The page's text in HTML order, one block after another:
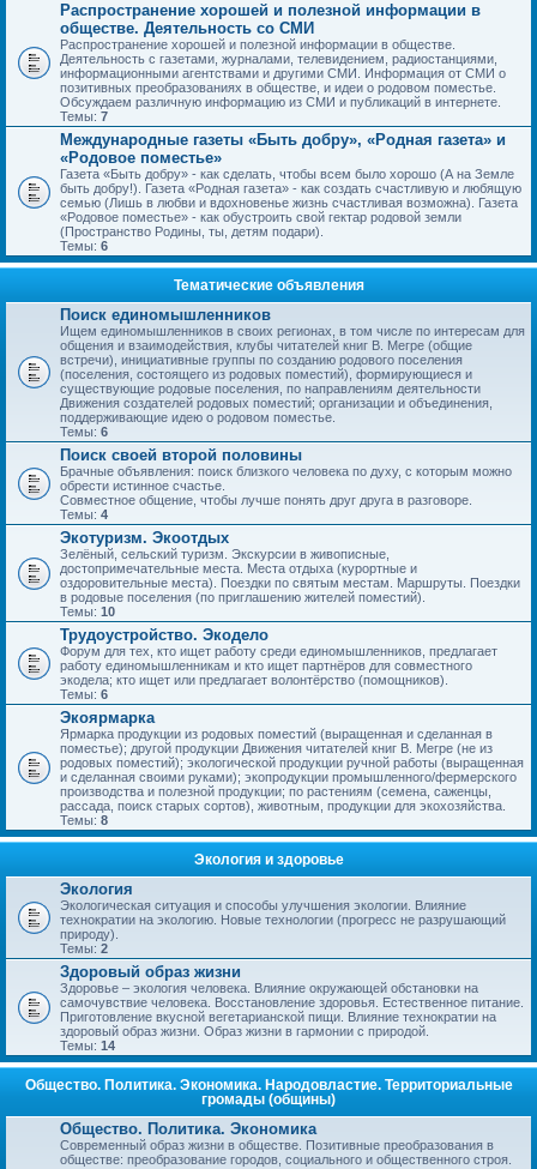
Распространение хорошей и полезной информации в
обществе. Деятельность со СМИ
Распространение хорошей и полезной информации в обществе.
Деятельность с газетами, журналами, телевидением, радиостанциями,
информационными агентствами и другими СМИ. Информация от СМИ о
позитивных преобразованиях в обществе, и идеи о родовом поместье.
Обсуждаем различную информацию из СМИ и публикаций в интернете.
Темы: 7
Международные газеты «Быть добру», «Родная газета» и
«Родовое поместье»
Газета «Быть добру» - как сделать, чтобы всем было хорошо (А на Земле
быть добру!). Газета «Родная газета» - как создать счастливую и любящую
семью (Лишь в любви и вдохновенье жизнь счастливая возможна). Газета
«Родовое поместье» - как обустроить свой гектар родовой земли
(Пространство Родины, ты, детям подари).
Темы: 6
Тематические объявления
Поиск единомышленников
Ищем единомышленников в своих регионах, в том числе по интересам для
общения и взаимодействия, клубы читателей книг В. Мегре (общие
встречи), инициативные группы по созданию родового поселения
(поселения, состоящего из родовых поместий), формирующиеся и
существующие родовые поселения, по направлениям деятельности
Движения создателей родовых поместий; организации и объединения,
поддерживающие идею о родовом поместье.
Темы: 6
Поиск своей второй половины
Брачные объявления: поиск близкого человека по духу, с которым можно
обрести истинное счастье.
Совместное общение, чтобы лучше понять друг друга в разговоре.
Темы: 4
Экотуризм. Экоотдых
Зелёный, сельский туризм. Экскурсии в живописные,
достопримечательные места. Места отдыха (курортные и
оздоровительные места). Поездки по святым местам. Маршруты. Поездки
в родовые поселения (по приглашению жителей поместий).
Темы: 10
Трудоустройство. Экодело
Форум для тех, кто ищет работу среди единомышленников, предлагает
работу единомышленникам и кто ищет партнёров для совместного
экодела; кто ищет или предлагает волонтёрство (помощников).
Темы: 6
Экоярмарка
Ярмарка продукции из родовых поместий (выращенная и сделанная в
поместье); другой продукции Движения читателей книг В. Мегре (не из
родовых поместий); экологической продукции ручной работы (выращенная
и сделанная своими руками); экопродукции промышленного/фермерского
производства и полезной продукции; по растениям (семена, саженцы,
рассада, поиск старых сортов), животным, продукции для экохозяйства.
Темы: 8
Экология и здоровье
Экология
Экологическая ситуация и способы улучшения экологии. Влияние
технократии на экологию. Новые технологии (прогресс не разрушающий
природу).
Темы: 2
Здоровый образ жизни
Здоровье – экология человека. Влияние окружающей обстановки на
самочувствие человека. Восстановление здоровья. Естественное питание.
Приготовление вкусной вегетарианской пищи. Влияние технократии на
здоровый образ жизни. Образ жизни в гармонии с природой.
Темы: 14
Общество. Политика. Экономика. Народовластие. Территориальные
громады (общины)
Общество. Политика. Экономика
Современный образ жизни в обществе. Позитивные преобразования в
обществе: преобразование городов, социального и общественного строя.